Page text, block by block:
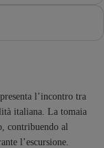
l’incontro tra
italiana. La tomaia
contribuendo al
l’escursione.